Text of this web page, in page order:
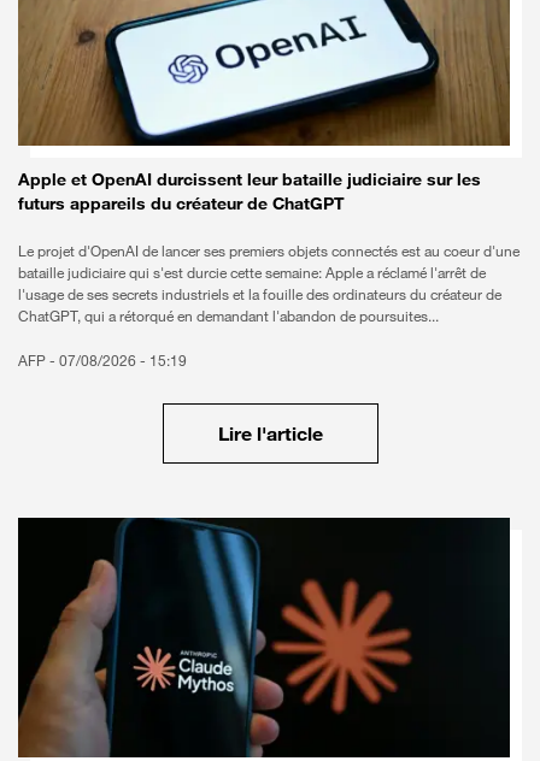
Bon à savoir
Apple et OpenAI durcissent leur bataille judiciaire sur les
futurs appareils du créateur de ChatGPT
Le projet d'OpenAI de lancer ses premiers objets connectés est au coeur d'une
bataille judiciaire qui s'est durcie cette semaine: Apple a réclamé l'arrêt de
l'usage de ses secrets industriels et la fouille des ordinateurs du créateur de
ChatGPT, qui a rétorqué en demandant l'abandon de poursuites...
AFP - 07/08/2026 - 15:19
Lire l'article